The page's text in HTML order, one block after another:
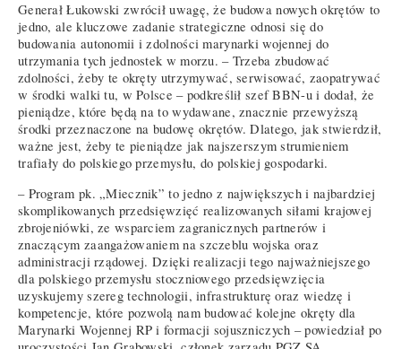
Generał Łukowski zwrócił uwagę, że budowa nowych okrętów to
jedno, ale kluczowe zadanie strategiczne odnosi się do
budowania autonomii i zdolności marynarki wojennej do
utrzymania tych jednostek w morzu. – Trzeba zbudować
zdolności, żeby te okręty utrzymywać, serwisować, zaopatrywać
w środki walki tu, w Polsce – podkreślił szef BBN-u i dodał, że
pieniądze, które będą na to wydawane, znacznie przewyższą
środki przeznaczone na budowę okrętów. Dlatego, jak stwierdził,
ważne jest, żeby te pieniądze jak najszerszym strumieniem
trafiały do polskiego przemysłu, do polskiej gospodarki.
– Program pk. „Miecznik” to jedno z największych i najbardziej
skomplikowanych przedsięwzięć realizowanych siłami krajowej
zbrojeniówki, ze wsparciem zagranicznych partnerów i
znaczącym zaangażowaniem na szczeblu wojska oraz
administracji rządowej. Dzięki realizacji tego najważniejszego
dla polskiego przemysłu stoczniowego przedsięwzięcia
uzyskujemy szereg technologii, infrastrukturę oraz wiedzę i
kompetencje, które pozwolą nam budować kolejne okręty dla
Marynarki Wojennej RP i formacji sojuszniczych – powiedział po